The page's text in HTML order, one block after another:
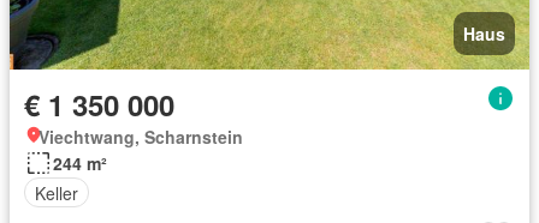
Haus
€ 1 350 000
Viechtwang, Scharnstein
244 m²
Keller